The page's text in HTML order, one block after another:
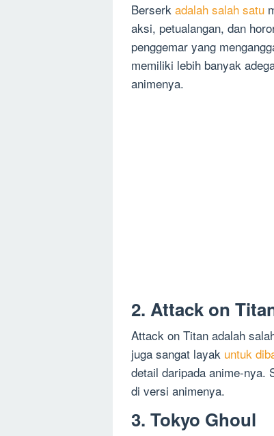
Berserk adalah salah satu
aksi, petualangan, dan
penggemar yang
memiliki lebih banyak
animenya.
2. Attack on
Attack on Titan adalah
juga sangat layak untuk
detail daripada anime-nya.
di versi animenya.
3. Tokyo Ghoul